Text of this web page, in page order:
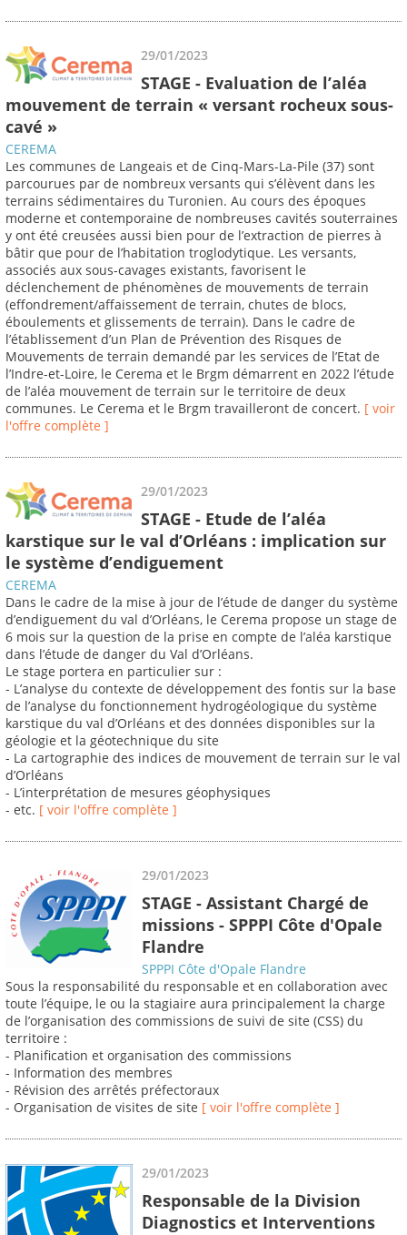
29/01/2023
STAGE - Evaluation de l’aléa
mouvement de terrain « versant rocheux sous-
cavé »
CEREMA
Les communes de Langeais et de Cinq-Mars-La-Pile (37) sont
parcourues par de nombreux versants qui s’élèvent dans les
terrains sédimentaires du Turonien. Au cours des époques
moderne et contemporaine de nombreuses cavités souterraines
y ont été creusées aussi bien pour de l’extraction de pierres à
bâtir que pour de l’habitation troglodytique. Les versants,
associés aux sous-cavages existants, favorisent le
déclenchement de phénomènes de mouvements de terrain
(effondrement/affaissement de terrain, chutes de blocs,
éboulements et glissements de terrain). Dans le cadre de
l’établissement d’un Plan de Prévention des Risques de
Mouvements de terrain demandé par les services de l’Etat de
l’Indre-et-Loire, le Cerema et le Brgm démarrent en 2022 l’étude
de l’aléa mouvement de terrain sur le territoire de deux
communes. Le Cerema et le Brgm travailleront de concert. [ voir
l'offre complète ]
29/01/2023
STAGE - Etude de l’aléa
karstique sur le val d’Orléans : implication sur
le système d’endiguement
CEREMA
Dans le cadre de la mise à jour de l’étude de danger du système
d’endiguement du val d’Orléans, le Cerema propose un stage de
6 mois sur la question de la prise en compte de l’aléa karstique
dans l’étude de danger du Val d’Orléans.
Le stage portera en particulier sur :
- L’analyse du contexte de développement des fontis sur la base
de l’analyse du fonctionnement hydrogéologique du système
karstique du val d’Orléans et des données disponibles sur la
géologie et la géotechnique du site
- La cartographie des indices de mouvement de terrain sur le val
d’Orléans
- L’interprétation de mesures géophysiques
- etc. [ voir l'offre complète ]
29/01/2023
STAGE - Assistant Chargé de
missions - SPPPI Côte d'Opale
Flandre
SPPPI Côte d'Opale Flandre
Sous la responsabilité du responsable et en collaboration avec
toute l’équipe, le ou la stagiaire aura principalement la charge
de l’organisation des commissions de suivi de site (CSS) du
territoire :
- Planification et organisation des commissions
- Information des membres
- Révision des arrêtés préfectoraux
- Organisation de visites de site [ voir l'offre complète ]
29/01/2023
Responsable de la Division
Diagnostics et Interventions